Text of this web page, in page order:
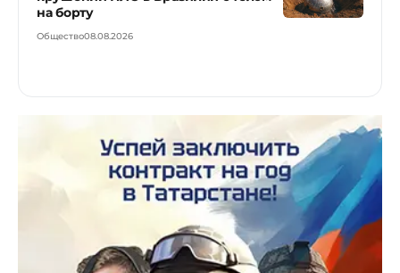
на борту
Общество08.08.2026